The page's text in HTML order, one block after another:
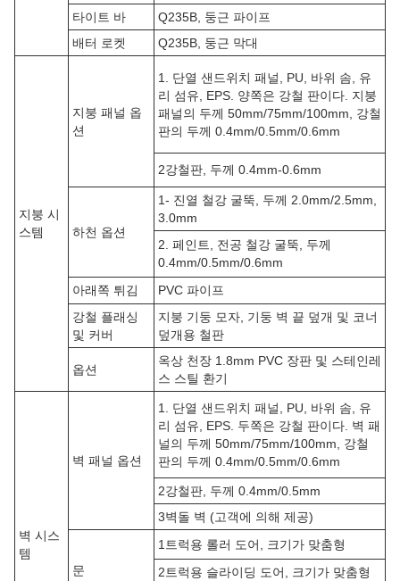
타이트 바
Q235B, 둥근 파이프
배터 로켓
Q235B, 둥근 막대
지붕 시
스템
지붕 패널 옵
션
1. 단열 샌드위치 패널, PU, 바위 솜, 유
리 섬유, EPS. 양쪽은 강철 판이다. 지붕
패널의 두께 50mm/75mm/100mm, 강철
판의 두께 0.4mm/0.5mm/0.6mm
2강철판, 두께 0.4mm-0.6mm
하천 옵션
1- 진열 철강 굴뚝, 두께 2.0mm/2.5mm,
3.0mm
2. 페인트, 전공 철강 굴뚝, 두께
0.4mm/0.5mm/0.6mm
아래쪽 튀김
PVC 파이프
강철 플래싱
및 커버
지붕 기둥 모자, 기둥 벽 끝 덮개 및 코너
덮개용 철판
옵션
옥상 천장 1.8mm PVC 장판 및 스테인레
스 스틸 환기
벽 시스
템
벽 패널 옵션
1. 단열 샌드위치 패널, PU, 바위 솜, 유
리 섬유, EPS. 두쪽은 강철 판이다. 벽 패
널의 두께 50mm/75mm/100mm, 강철
판의 두께 0.4mm/0.5mm/0.6mm
2강철판, 두께 0.4mm/0.5mm
3벽돌 벽 (고객에 의해 제공)
문
1트럭용 롤러 도어, 크기가 맞춤형
2트럭용 슬라이딩 도어, 크기가 맞춤형